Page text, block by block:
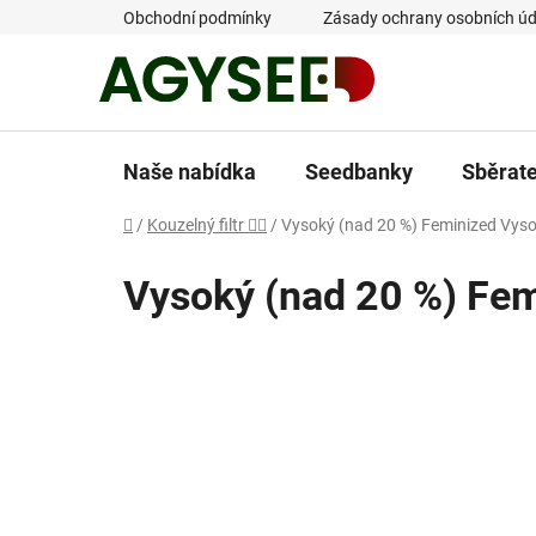
Obchodní podmínky Zásady ochrany osobních
Naše nabídka Seedbanky
Domů
/ Kouzelný filtr 🧙‍♂️ / Vysoký (nad 20 %) Feminized
Vysoký (nad 20 %)